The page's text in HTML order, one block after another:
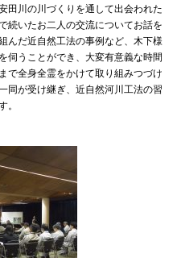
川の川づくりを通して出会われた
続いたお二人の交流についてお話を
んだ近自然工法の事例など、木下様
伺うことができ、大変有意義な時間
で全身全霊をかけて取り組みつづけ
同が受け継ぎ、近自然河川工法の習
。